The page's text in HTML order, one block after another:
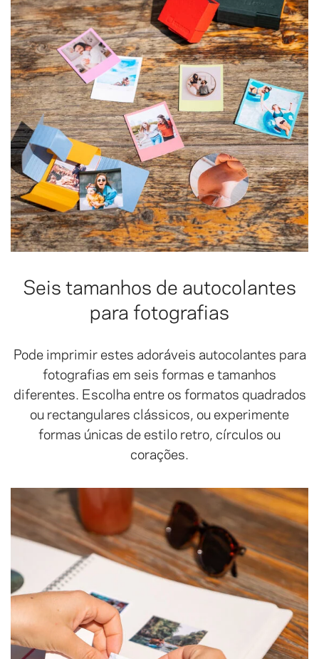
Seis tamanhos de autocolantes
para fotografias
Pode imprimir estes adoráveis autocolantes para
fotografias em seis formas e tamanhos
diferentes. Escolha entre os formatos quadrados
ou rectangulares clássicos, ou experimente
formas únicas de estilo retro, círculos ou
corações.